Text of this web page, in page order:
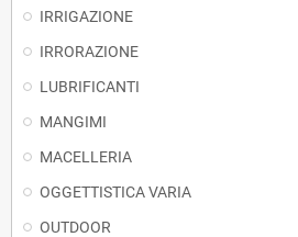
IRRIGAZIONE
IRRORAZIONE
LUBRIFICANTI
MANGIMI
MACELLERIA
OGGETTISTICA VARIA
OUTDOOR